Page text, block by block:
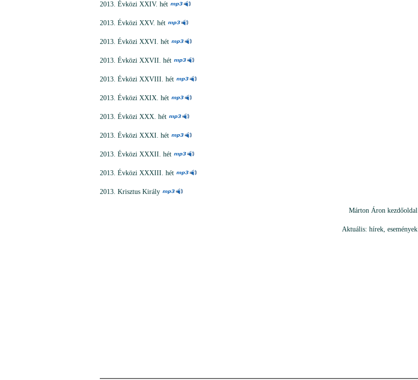
2013. Évközi XXIV. hét
2013. Évközi XXV. hét
2013. Évközi XXVI. hét
2013. Évközi XXVII. hét
2013. Évközi XXVIII. hét
2013. Évközi XXIX. hét
2013. Évközi XXX. hét
2013. Évközi XXXI. hét
2013. Évközi XXXII. hét
2013. Évközi XXXIII. hét
2013. Krisztus Király
Márton Áron kezdőoldal
Aktuális: hírek, események